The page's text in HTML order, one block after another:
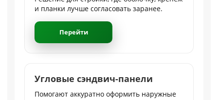
и планки лучше согласовать заранее.
Перейти
Угловые сэндвич-панели
Помогают аккуратно оформить наружные